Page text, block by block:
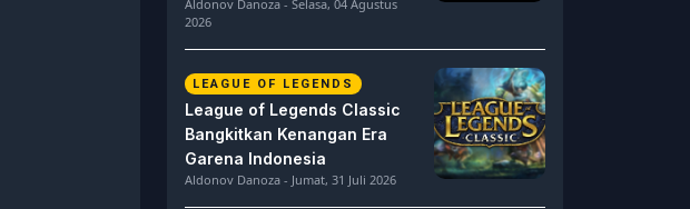
Aldonov Danoza - Selasa, 04 Agustus
2026
LEAGUE OF LEGENDS
League of Legends Classic
Bangkitkan Kenangan Era
Garena Indonesia
Aldonov Danoza - Jumat, 31 Juli 2026